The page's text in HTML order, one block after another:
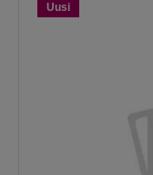
Uusi